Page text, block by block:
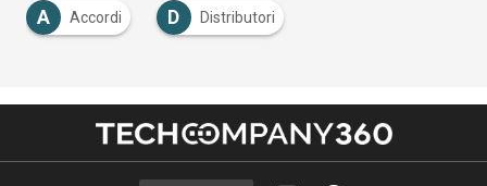
A Accordi D Distributori